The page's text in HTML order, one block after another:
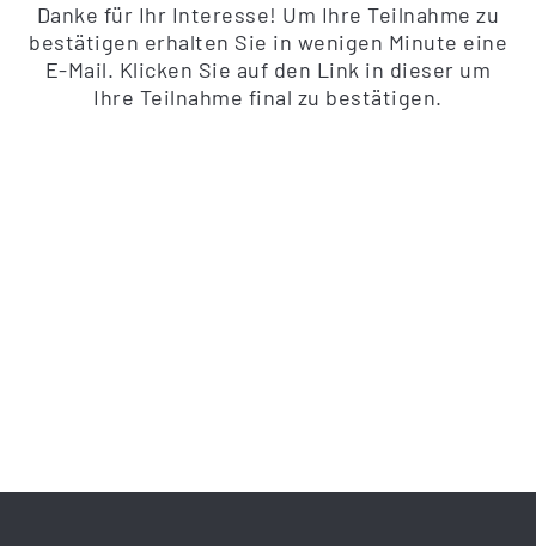
Danke für Ihr Interesse! Um Ihre Teilnahme zu
bestätigen erhalten Sie in wenigen Minute eine
E-Mail. Klicken Sie auf den Link in dieser um
Ihre Teilnahme final zu bestätigen.